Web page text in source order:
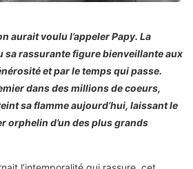
aurait voulu l’appeler Papy. La
sa rassurante figure bienveillante aux
et par le temps qui passe.
dans des millions de coeurs,
sa flamme aujourd’hui, laissant le
orphelin d’un des plus grands